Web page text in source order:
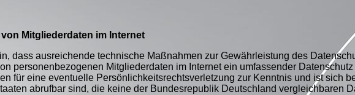
Mitgliederdaten im Internet
dass ausreichende technische Maßnahmen zur Gewährleistung des
personenbezogenen Mitgliederdaten im Internet ein umfassender
für eine eventuelle Persönlichkeitsrechtsverletzung zur Kenntnis und ist sich
abrufbar sind, die keine der Bundesrepublik Deutschland vergleichbaren